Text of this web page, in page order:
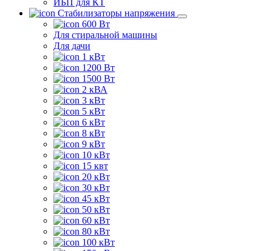
ИБП для КТ
Стабилизаторы напряжения
600 Вт
Для стиральной машины
Для дачи
1 кВт
1200 Вт
1500 Вт
2 кВА
3 кВт
5 кВт
6 кВт
8 кВт
9 кВт
10 кВт
15 квт
20 кВт
30 кВт
45 кВт
50 кВт
60 кВт
80 кВт
100 кВт